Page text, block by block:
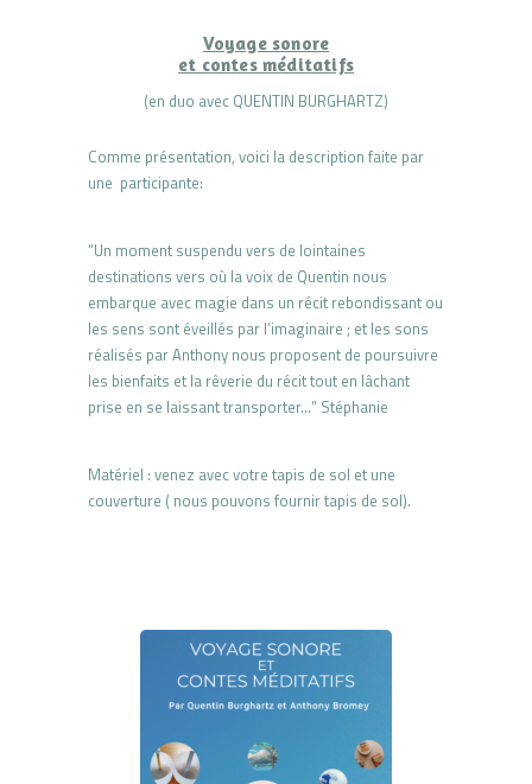
Voyage sonore
et contes méditatifs
(en duo avec QUENTIN BURGHARTZ)
Comme présentation, voici la description faite par
une participante:
“Un moment suspendu vers de lointaines
destinations vers où la voix de Quentin nous
embarque avec magie dans un récit rebondissant ou
les sens sont éveillés par l’imaginaire ; et les sons
réalisés par Anthony nous proposent de poursuivre
les bienfaits et la rêverie du récit tout en lâchant
prise en se laissant transporter…” Stéphanie
Matériel : venez avec votre tapis de sol et une
couverture ( nous pouvons fournir tapis de sol).